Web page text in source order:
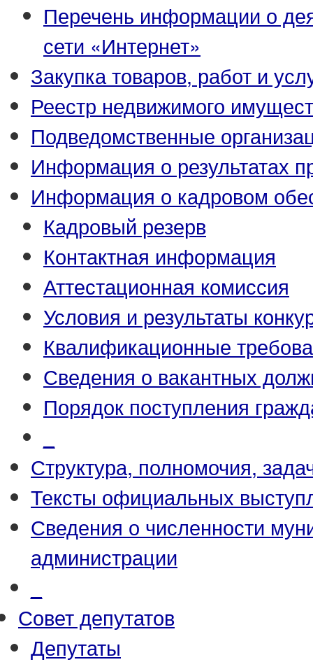
Перечень информации о
сети «Интернет»
Закупка товаров, работ и
Реестр недвижимого
Подведомственные
Информация о результатах
Информация о кадровом
Кадровый резерв
Контактная информация
Аттестационная комиссия
Условия и результаты
Квалификационные
Сведения о вакантных
Порядок поступления
Структура, полномочия,
Тексты официальных
Сведения о численности
администрации
Совет депутатов
Депутаты